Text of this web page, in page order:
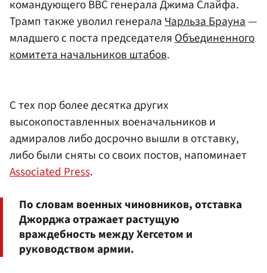
командующего ВВС генерала Джима Слайфа.
Трамп также уволил генералаЧарльза Брауна—
младшего с поста председателяОбъединенного
комитета начальников штабов.
С тех пор более десятка других
высокопоставленных военачальников и
адмиралов либо досрочно вышли в отставку,
либо были сняты со своих постов, напоминает
Associated Press.
По словам военных чиновников, отставка
Джорджа отражает растущую
враждебность между Хегсетом и
руководством армии.